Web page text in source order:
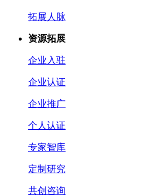
拓展人脉
资源拓展
企业入驻
企业认证
企业推广
个人认证
专家智库
定制研究
共创咨询